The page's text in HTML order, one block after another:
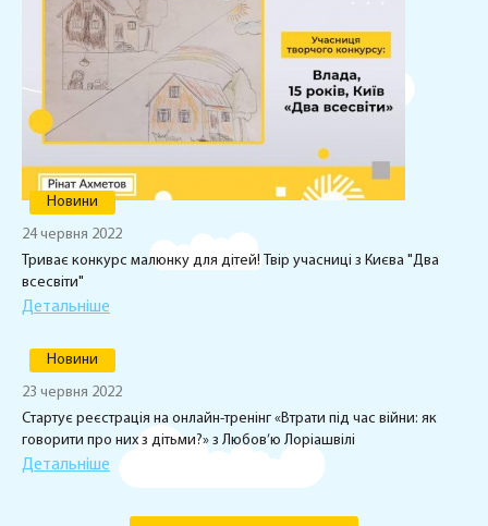
Новини
24 червня 2022
Триває конкурс малюнку для дітей! Твір учасниці з Києва "Два
всесвіти"
Детальніше
Новини
23 червня 2022
Стартує реєстрація на онлайн-тренінг «Втрати під час війни: як
говорити про них з дітьми?» з Любов’ю Лоріашвілі
Детальніше